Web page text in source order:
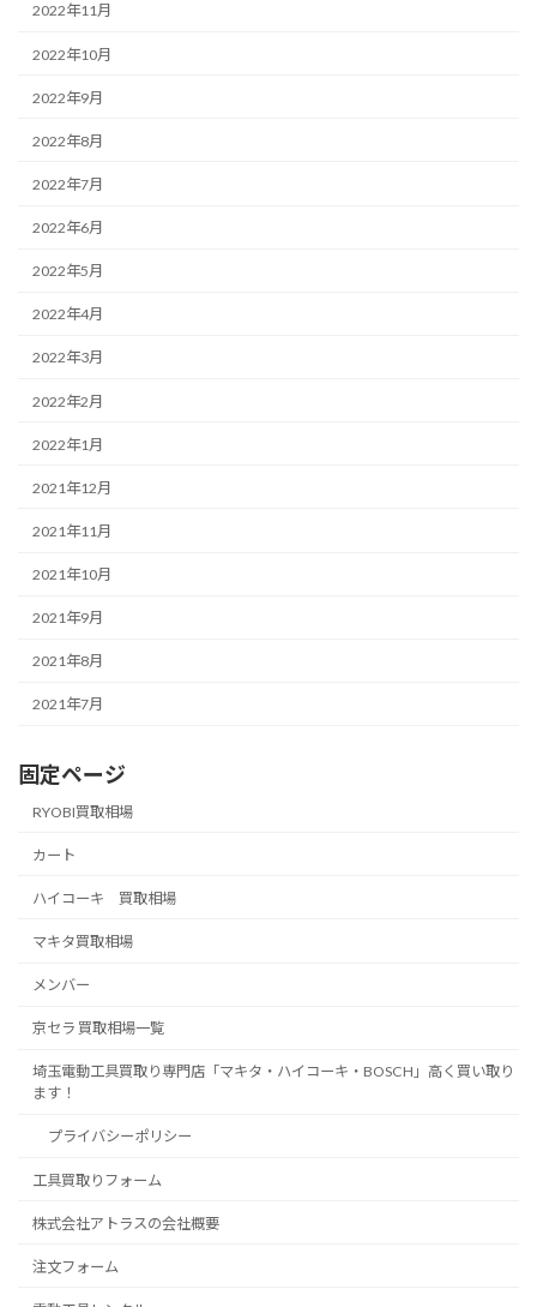
2022年11月
2022年10月
2022年9月
2022年8月
2022年7月
2022年6月
2022年5月
2022年4月
2022年3月
2022年2月
2022年1月
2021年12月
2021年11月
2021年10月
2021年9月
2021年8月
2021年7月
固定ページ
RYOBI買取相場
カート
ハイコーキ 買取相場
マキタ買取相場
メンバー
京セラ 買取相場一覧
埼玉電動工具買取り専門店「マキタ・ハイコーキ・BOSCH」高く買い取り
ます！
プライバシーポリシー
工具買取りフォーム
株式会社アトラスの会社概要
注文フォーム